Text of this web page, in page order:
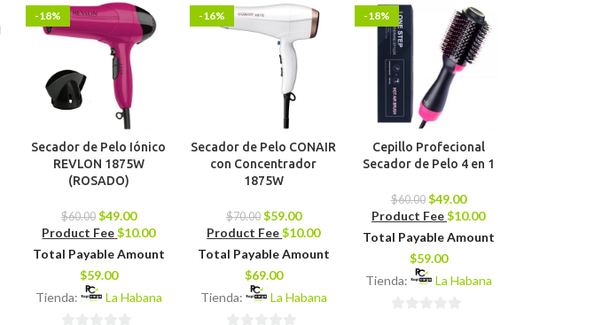
5
-18%
Secador de Pelo Iónico
REVLON 1875W
(ROSADO)
$60.00 $49.00
Product Fee $10.00
Total Payable Amount
$59.00
Tienda:
La Habana
-16%
Secador de Pelo CONAIR
con Concentrador
1875W
$70.00 $59.00
Product Fee$10.00
Total Payable Amount
$69.00
Tienda:
La Habana
-18%
Cepillo Profecional
Secador de Pelo 4 en 1
$60.00 $49.00
Product Fee$10.00
Total Payable Amount
$59.00
Tienda:
La Habana